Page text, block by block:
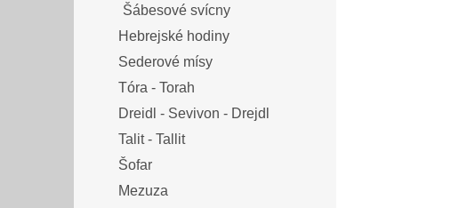
Šábesové svícny
Hebrejské hodiny
Sederové mísy
Tóra - Torah
Dreidl - Sevivon - Drejdl
Talit - Tallit
Šofar
Mezuza